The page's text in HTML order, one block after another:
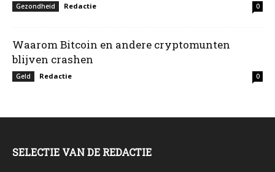
Gezondheid Redactie 0
Waarom Bitcoin en andere cryptomunten
blijven crashen
Geld Redactie 0
SELECTIE VAN DE REDACTIE